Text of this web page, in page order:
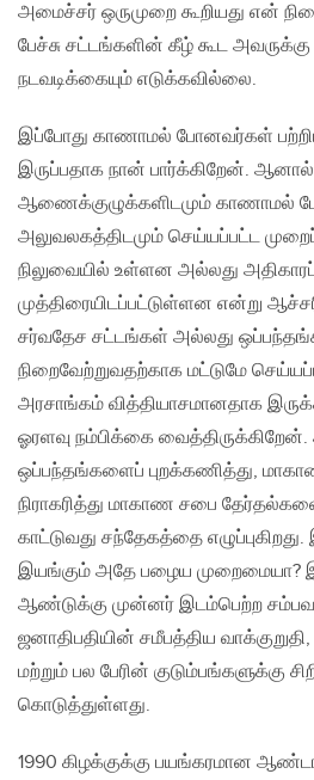
அமைச்சர் ஒருமுறை கூறியது என்
பேச்சு சட்டங்களின் கீழ் கூட அவருக்கு
நடவடிக்கையும் எடுக்கவில்லை.
இப்போது காணாமல் போனவர்கள்
இருப்பதாக நான் பார்க்கிறேன்.
ஆணைக்குழுக்களிடமும் காணாமல்
அலுவலகத்திடமும் செய்யப்பட்ட
நிலுவையில் உள்ளன அல்லது
முத்திரையிடப்பட்டுள்ளன என்று
சர்வதேச சட்டங்கள் அல்லது
நிறைவேற்றுவதற்காக மட்டுமே
அரசாங்கம் வித்தியாசமானதாக
ஓரளவு நம்பிக்கை
ஒப்பந்தங்களைப் புறக்கணித்து,
நிராகரித்து மாகாண சபை
காட்டுவது சந்தேகத்தை எழுப்புகிறது.
இயங்கும் அதே பழைய முறைமையா?
ஆண்டுக்கு முன்னர் இடம்பெற்ற
ஜனாதிபதியின் சமீபத்திய
மற்றும் பல பேரின் குடும்பங்களுக்கு
கொடுத்துள்ளது.
1990 கிழக்குக்கு பயங்கரமான